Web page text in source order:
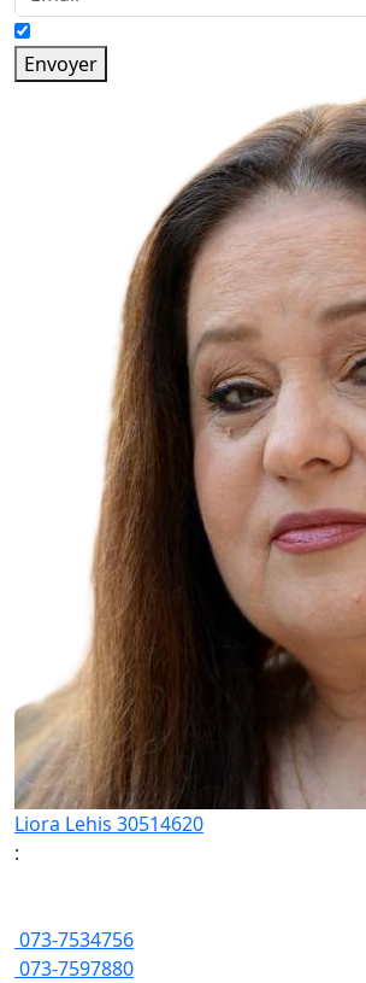
Envoyer
Liora Lehis 30514620
:
073-7534756
073-7597880